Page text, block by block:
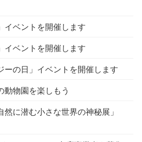
イベントを開催します
イベントを開催します
ーの日」イベントを開催します
動物園を楽しもう
然に潜む小さな世界の神秘展」